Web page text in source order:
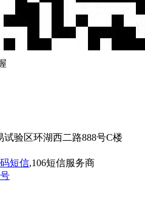
验区环湖西二路888号C楼
短信,106短信服务商